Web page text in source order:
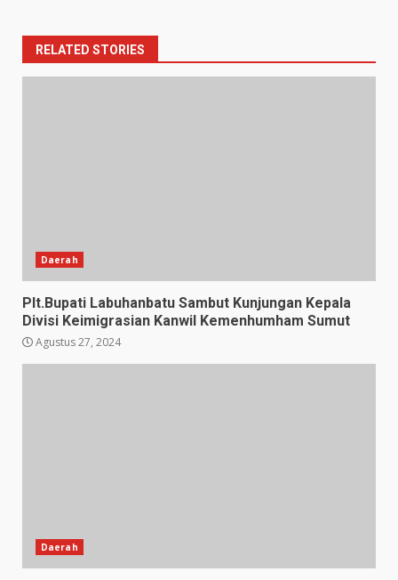
RELATED STORIES
Daerah
Plt.Bupati Labuhanbatu Sambut Kunjungan Kepala
Divisi Keimigrasian Kanwil Kemenhumham Sumut
Agustus 27, 2024
Daerah